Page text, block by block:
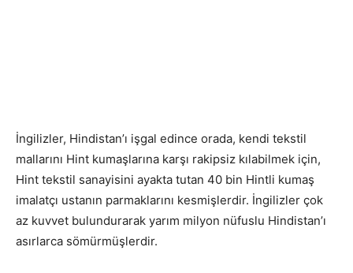
İngilizler, Hindistan’ı işgal edince orada, kendi tekstil
mallarını Hint kumaşlarına karşı rakipsiz kılabilmek için,
Hint tekstil sanayisini ayakta tutan 40 bin Hintli kumaş
imalatçı ustanın parmaklarını kesmişlerdir. İngilizler çok
az kuvvet bulundurarak yarım milyon nüfuslu Hindistan’ı
asırlarca sömürmüşlerdir.